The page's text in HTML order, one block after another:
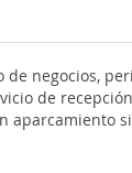
de negocios,
de
aparcamiento